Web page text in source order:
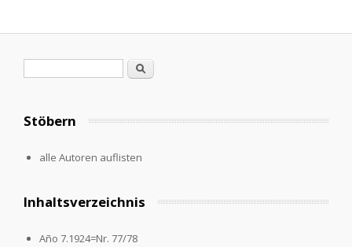
Search
Stöbern
alle Autoren auflisten
Inhaltsverzeichnis
Año 7.1924=Nr. 77/78